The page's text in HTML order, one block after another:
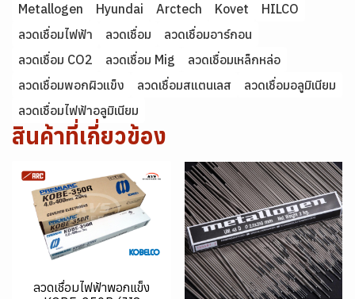
Metallogen
Hyundai Arctech Kovet
HILCO
ลวดเชื่อมไฟฟ้า
ลวดเชื่อม
ลวดเชื่อมอาร์กอน
ลวดเชื่อม CO2
ลวดเชื่อม Mig
ลวดเชื่อมเหล็กหล่อ
ลวดเชื่อมพอกผิวแข็ง
ลวดเชื่อมสแตนเลส
ลวดเชื่อมอลูมิเนียม
ลวดเชื่อมไฟฟ้าอลูมิเนียม
สินค้าที่เกี่ยวข้อง
ลวดเชื่อมไฟฟ้าพอกแข็ง